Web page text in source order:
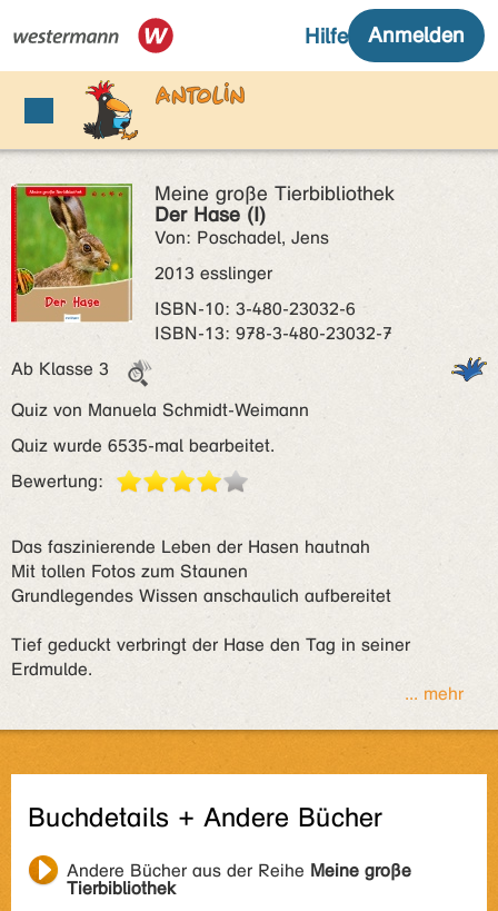
Meine große Tierbibliothek
Der Hase (I)
Von: Poschadel, Jens
2013 esslinger
ISBN‑10: 3-480-23032-6
ISBN‑13: 978-3-480-23032-7
Ab Klasse 3
Quiz von Manuela Schmidt-Weimann
Quiz wurde 6535-mal bearbeitet.
Bewertung:
Das faszinierende Leben der Hasen hautnah
Mit tollen Fotos zum Staunen
Grundlegendes Wissen anschaulich aufbereitet
Tief geduckt verbringt der Hase den Tag in seiner
Erdmulde.
... mehr
Buchdetails + Andere Bücher
Andere Bücher aus der Reihe Meine große
Tierbibliothek